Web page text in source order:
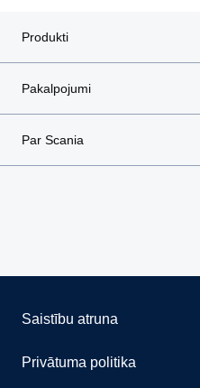
Produkti
Pakalpojumi
Par Scania
Saistību atruna
Privātuma politika